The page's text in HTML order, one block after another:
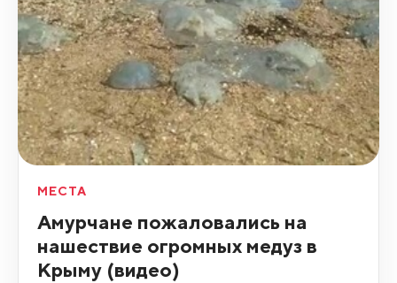
МЕСТА
Амурчане пожаловались на
нашествие огромных медуз в
Крыму (видео)